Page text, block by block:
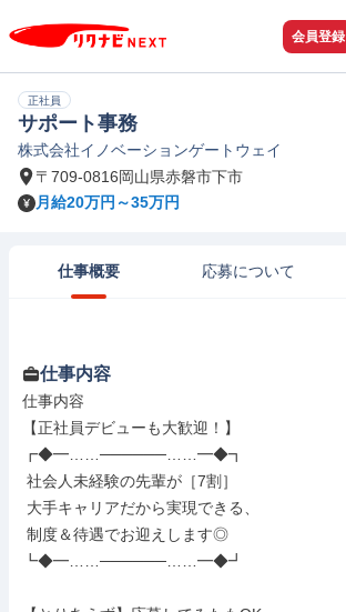
会員登録
正社員
サポート事務
株式会社イノベーションゲートウェイ
〒709-0816岡山県赤磐市下市
月給20万円～35万円
仕事概要 応募について
仕事内容
仕事内容
【正社員デビューも大歓迎！】
┏◆━……──────……━◆┓
┗◆━……──────……━◆┛